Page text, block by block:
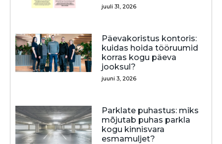
juuli 31, 2026
Päevakoristus kontoris:
kuidas hoida tööruumid
korras kogu päeva
jooksul?
juuni 3, 2026
Parklate puhastus: miks
mõjutab puhas parkla
kogu kinnisvara
esmamuljet?